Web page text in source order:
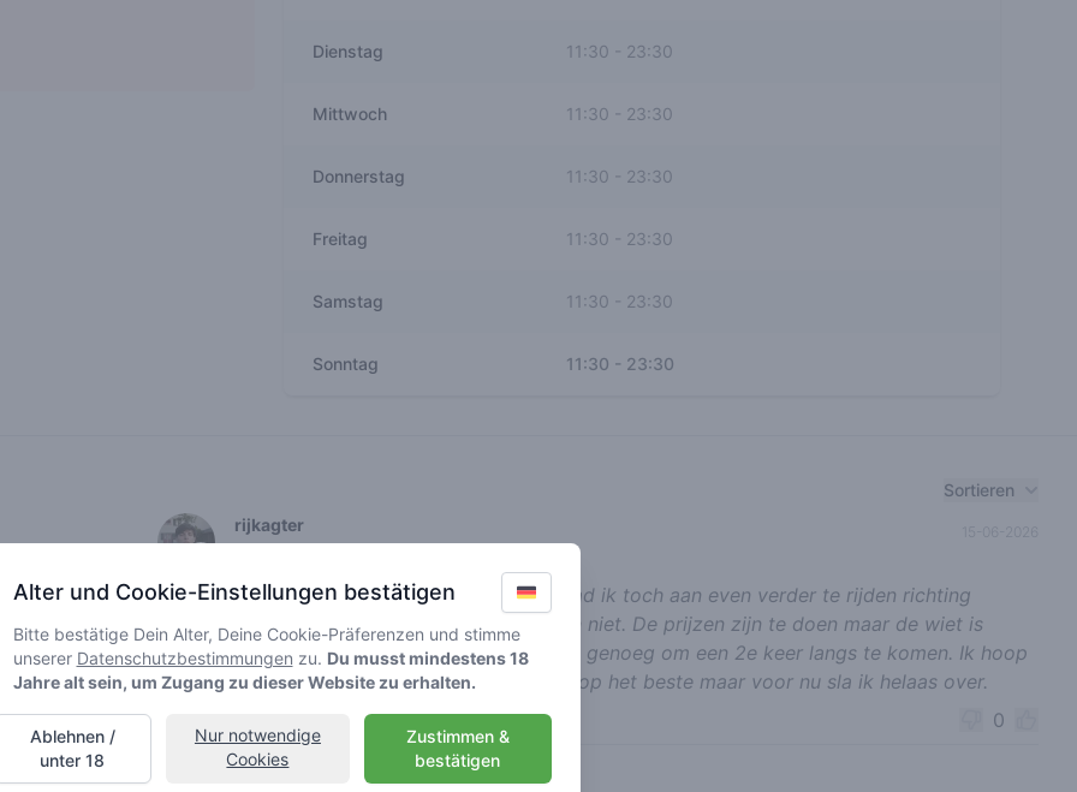
Dienstag 11:30 23:30
Mittwoch 11:30 - 23:30
Donnerstag 11:30 23:30
Freitag 11:30 - 23:30
Samstag 11:30 23:30
Sonntag 11:30 - 23:30
Sortieren
rijkagter
Tenzij je in de buurt woont en écht lui bent raad ik toch aan even verder te rijden richting
Alkmaar/Den Helder. Deze shop is het gewoon niet. De prijzen zijn te doen maar de wiet is
simpelweg te droog en smaakt/ruikt niet goed genoeg om een 2e keer langs te komen. Ik hoop
wel dat het ooit verandert want ik gun elke shop het beste maar voor nu sla ik helaas over.
0
Alter und Cookie-Einstellungen bestätigen
Bitte bestätige Dein Alter, Deine Cookie-Präferenzen und stimme
unserer Datenschutzbestimmungen zu. Du musst mindestens 18
Jahre alt sein, um Zugang zu dieser Website zu erhalten.
Zustimmen &
bestätigen
Nur notwendige
Cookies
Ablehnen /
unter 18